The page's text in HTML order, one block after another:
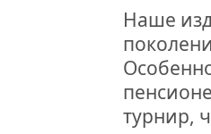
Наше
турнир,